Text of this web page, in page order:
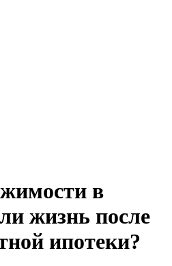
в
жизнь после
ипотеки?